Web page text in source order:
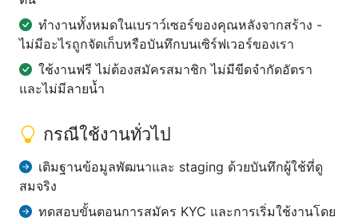
ทำงานทั้งหมดในเบราว์เซอร์ของคุณหลังจากสร้าง -
ไม่มีอะไรถูกจัดเก็บหรือบันทึกบนเซิร์ฟเวอร์ของเรา
ใช้งานฟรี ไม่ต้องสมัครสมาชิก ไม่มีขีดจำกัดอัตรา
และไม่มีลายน้ำ
กรณีใช้งานทั่วไป
เติมฐานข้อมูลพัฒนาและ staging ด้วยบันทึกผู้ใช้ที่ดู
สมจริง
ทดสอบขั้นตอนการสมัคร KYC และการเริ่มใช้งานโดย